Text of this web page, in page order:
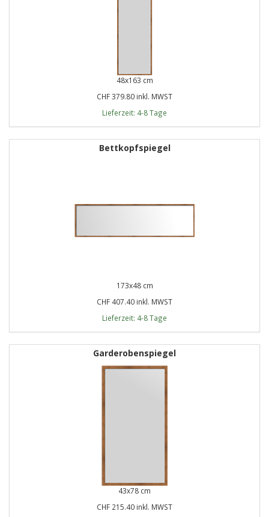
48x163 cm
CHF 379.80 inkl. MWST
Lieferzeit: 4-8 Tage
Bettkopfspiegel
173x48 cm
CHF 407.40 inkl. MWST
Lieferzeit: 4-8 Tage
Garderobenspiegel
43x78 cm
CHF 215.40 inkl. MWST